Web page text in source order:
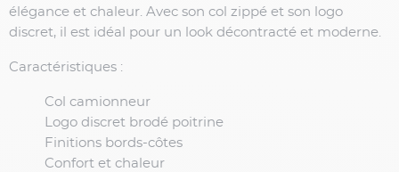
élégance et chaleur. Avec son col zippé et son logo
discret, il est idéal pour un look décontracté et moderne.
Caractéristiques :
Col camionneur
Logo discret brodé poitrine
Finitions bords-côtes
Confort et chaleur